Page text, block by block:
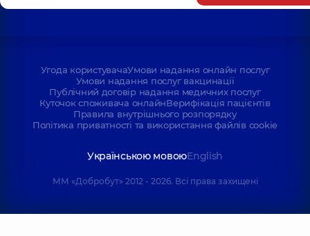
Угода користувачаУмови надання онлайн послуг
Умови надання послуг вакцинації
Публічний договір надання медичних послуг
Куточок споживача онлайнВерифікація пацієнтів
Правила внутрішнього розпорядку
Політика приватності та використання файлів cookie
Українською мовоюEnglish
ММ «Добробут» 2012 - 2026. Всі права захищені